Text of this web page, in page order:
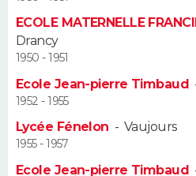
Alimentation
Guide de la santé
Maladies
Médicaments
Sommeil
VOYAGE
BONS PLANS
ECOLE MATERNELLE
Drancy
1950 - 1951
Ecole Jean-pierre Timbaud
1952 - 1955
Lycée Fénelon - Vaujours
1955 - 1957
Ecole Jean-pierre Timbaud